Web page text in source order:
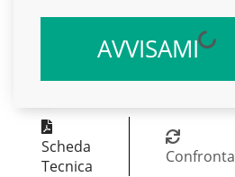
AVVISAMI
Scheda
Tecnica
Confronta